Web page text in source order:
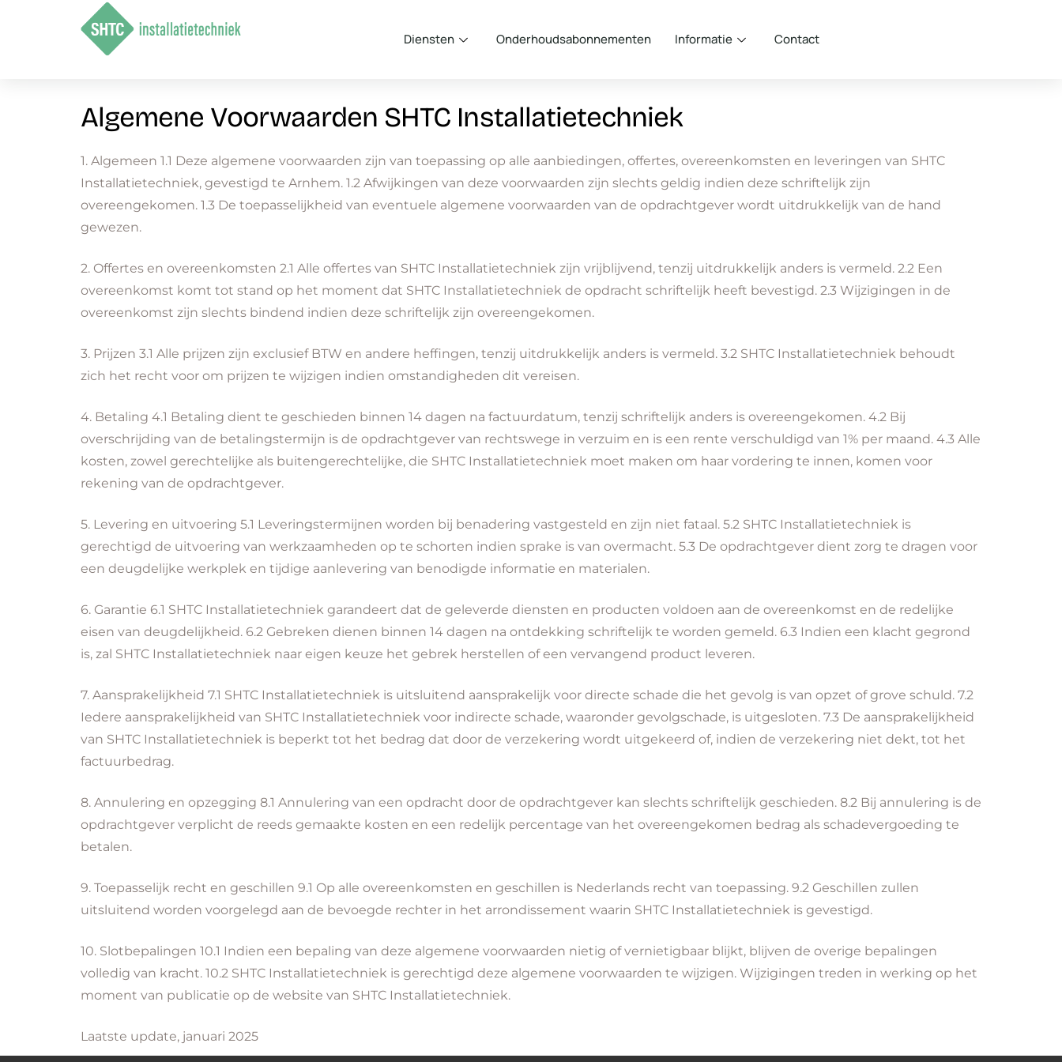
Diensten Onderhoudsabonnementen Informatie Contact
Algemene Voorwaarden SHTC Installatietechniek
1. Algemeen 1.1 Deze algemene voorwaarden zijn van toepassing op alle aanbiedingen, offertes, overeenkomsten en leveringen van SHTC
Installatietechniek, gevestigd te Arnhem. 1.2 Afwijkingen van deze voorwaarden zijn slechts geldig indien deze schriftelijk zijn
overeengekomen. 1.3 De toepasselijkheid van eventuele algemene voorwaarden van de opdrachtgever wordt uitdrukkelijk van de hand
gewezen.
2. Offertes en overeenkomsten 2.1 Alle offertes van SHTC Installatietechniek zijn vrijblijvend, tenzij uitdrukkelijk anders is vermeld. 2.2 Een
overeenkomst komt tot stand op het moment dat SHTC Installatietechniek de opdracht schriftelijk heeft bevestigd. 2.3 Wijzigingen in de
overeenkomst zijn slechts bindend indien deze schriftelijk zijn overeengekomen.
3. Prijzen 3.1 Alle prijzen zijn exclusief BTW en andere heffingen, tenzij uitdrukkelijk anders is vermeld. 3.2 SHTC Installatietechniek behoudt
zich het recht voor om prijzen te wijzigen indien omstandigheden dit vereisen.
4. Betaling 4.1 Betaling dient te geschieden binnen 14 dagen na factuurdatum, tenzij schriftelijk anders is overeengekomen. 4.2 Bij
overschrijding van de betalingstermijn is de opdrachtgever van rechtswege in verzuim en is een rente verschuldigd van 1% per maand. 4.3 Alle
kosten, zowel gerechtelijke als buitengerechtelijke, die SHTC Installatietechniek moet maken om haar vordering te innen, komen voor
rekening van de opdrachtgever.
5. Levering en uitvoering 5.1 Leveringstermijnen worden bij benadering vastgesteld en zijn niet fataal. 5.2 SHTC Installatietechniek is
gerechtigd de uitvoering van werkzaamheden op te schorten indien sprake is van overmacht. 5.3 De opdrachtgever dient zorg te dragen voor
een deugdelijke werkplek en tijdige aanlevering van benodigde informatie en materialen.
6. Garantie 6.1 SHTC Installatietechniek garandeert dat de geleverde diensten en producten voldoen aan de overeenkomst en de redelijke
eisen van deugdelijkheid. 6.2 Gebreken dienen binnen 14 dagen na ontdekking schriftelijk te worden gemeld. 6.3 Indien een klacht gegrond
is, zal SHTC Installatietechniek naar eigen keuze het gebrek herstellen of een vervangend product leveren.
7. Aansprakelijkheid 7.1 SHTC Installatietechniek is uitsluitend aansprakelijk voor directe schade die het gevolg is van opzet of grove schuld. 7.2
Iedere aansprakelijkheid van SHTC Installatietechniek voor indirecte schade, waaronder gevolgschade, is uitgesloten. 7.3 De aansprakelijkheid
van SHTC Installatietechniek is beperkt tot het bedrag dat door de verzekering wordt uitgekeerd of, indien de verzekering niet dekt, tot het
factuurbedrag.
8. Annulering en opzegging 8.1 Annulering van een opdracht door de opdrachtgever kan slechts schriftelijk geschieden. 8.2 Bij annulering is de
opdrachtgever verplicht de reeds gemaakte kosten en een redelijk percentage van het overeengekomen bedrag als schadevergoeding te
betalen.
9. Toepasselijk recht en geschillen 9.1 Op alle overeenkomsten en geschillen is Nederlands recht van toepassing. 9.2 Geschillen zullen
uitsluitend worden voorgelegd aan de bevoegde rechter in het arrondissement waarin SHTC Installatietechniek is gevestigd.
10. Slotbepalingen 10.1 Indien een bepaling van deze algemene voorwaarden nietig of vernietigbaar blijkt, blijven de overige bepalingen
volledig van kracht. 10.2 SHTC Installatietechniek is gerechtigd deze algemene voorwaarden te wijzigen. Wijzigingen treden in werking op het
moment van publicatie op de website van SHTC Installatietechniek.
Laatste update, januari 2025